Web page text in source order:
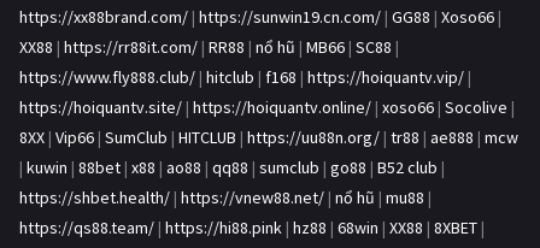
https://xx88brand.com/ | https://sunwin19.cn.com/ | GG88 | Xoso66 |
XX88 | https://rr88it.com/ | RR88 | nổ hũ | MB66 | SC88 |
https://www.fly888.club/ | hitclub | f168 | https://hoiquantv.vip/ |
https://hoiquantv.site/ | https://hoiquantv.online/ | xoso66 | Socolive |
8XX | Vip66 | SumClub | HITCLUB | https://uu88n.org/ | tr88 | ae888 | mcw
| kuwin | 88bet | x88 | ao88 | qq88 | sumclub | go88 | B52 club |
https://shbet.health/ | https://vnew88.net/ | nổ hũ | mu88 |
https://qs88.team/ | https://hi88.pink | hz88 | 68win | XX88 | 8XBET |